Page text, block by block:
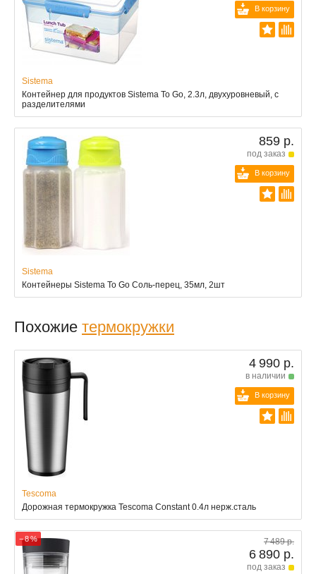
В корзину
Sistema
Контейнер для продуктов Sistema To Go, 2.3л, двухуровневый, с
разделителями
859 р.
под заказ
В корзину
Sistema
Контейнеры Sistema To Go Соль-перец, 35мл, 2шт
Похожие термокружки
4 990 р.
в наличии
В корзину
Tescoma
Дорожная термокружка Tescoma Constant 0.4л нерж.сталь
− 8 % 7 489 р.
6 890 р.
под заказ